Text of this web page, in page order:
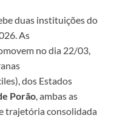
duas instituições do
As
no dia 22/03,
dos Estados
Porão, ambas as
trajetória consolidada